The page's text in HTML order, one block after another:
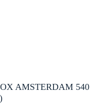
AMSTERDAM 540